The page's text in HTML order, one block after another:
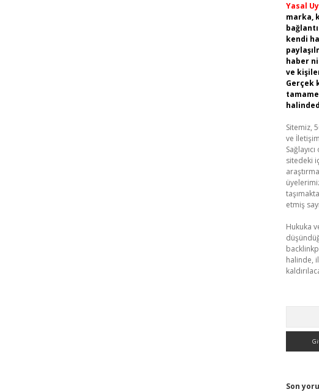
Yasal
marka,
kendi
haber
ve
Gerçek
Sitemiz,
ve
sitedeki
etmiş
Hukuka
halinde,
Son